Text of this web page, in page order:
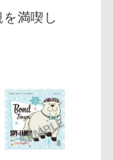
を満喫し